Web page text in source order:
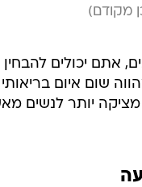
אתם יכולים להבחין
שום איום בריאותי
יותר לנשים